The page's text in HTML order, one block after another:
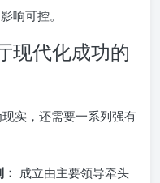
响可控。
现代化成功的
实，还需要一系列强有
成立由主要领导牵头